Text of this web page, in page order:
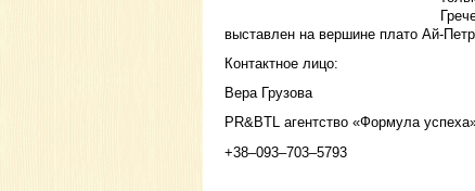
выставлен на вершине плато Ай-
Контактное лицо:
Вера Грузова
PR&BTL агентство «Формула
+38–093–703–5793